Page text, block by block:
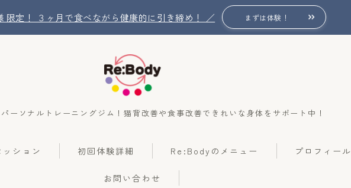
限定！ ３ヶ月で食べながら健康的に引き締め！ ／ まずは体験！
ーソナルトレーニングジム！猫背改善や食事改善できれいな身体をサポート中！
ション 初回体験詳細 Re:Bodyのメニュー プロフィール
お問い合わせ
Re:Bodyの想い
Re:Bodyのセッション